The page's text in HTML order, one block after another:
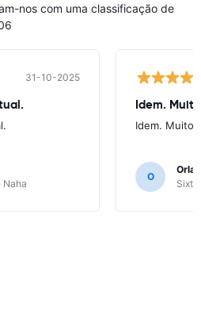
nos com uma classificação de
31-10-2025
Naha
Idem.
Idem. Muito
O
Sixt